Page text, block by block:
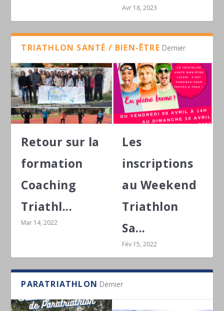
Avr 18, 2023
TRIATHLON SANTÉ / BIEN-ÊTRE Dernier
Retour sur la
formation
Coaching
Triathl...
Mar 14, 2022
Les
inscriptions
au Weekend
Triathlon
Sa...
Fév 15, 2022
PARATRIATHLON Dernier